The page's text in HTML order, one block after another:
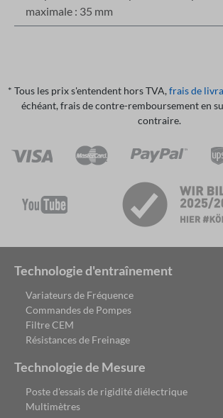
maximale : 35 mm
* Tous les prix s'entendent hors TVA, frais de
échéant, frais de contre-remboursement en
contraire.
Technologie d'entraînement
Variateurs de Fréquence
Commandes de Pompes
Filtre CEM
Résistances de Freinage
Technologie de Mesure
Poste d'essais de rigidité diélectrique
Multimètres